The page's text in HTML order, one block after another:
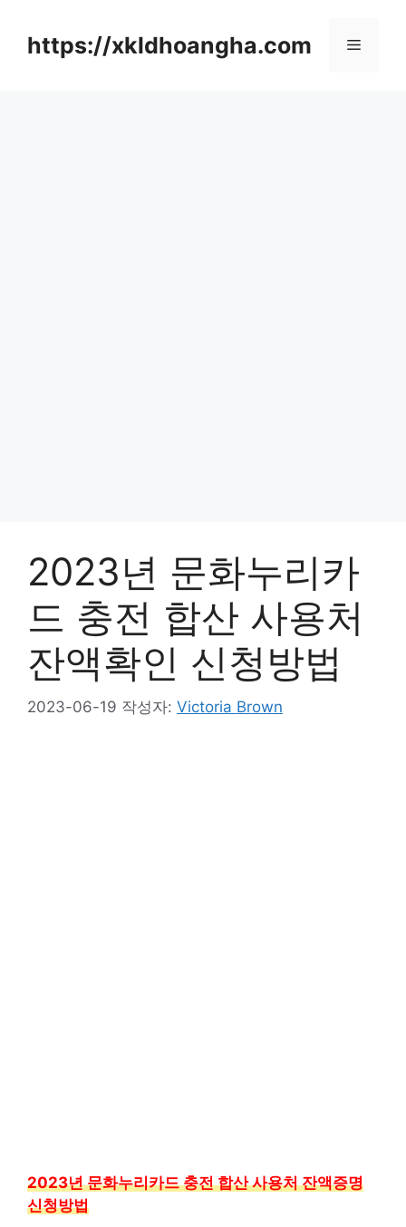
https://xkldhoangha.com 메
2023년 문화누리카
드 충전 합산 사용처
잔액확인 신청방법
2023-06-19 작성자: Victoria Brown
2023년 문화누리카드 충전 합산 사용처 잔액증명
신청방법